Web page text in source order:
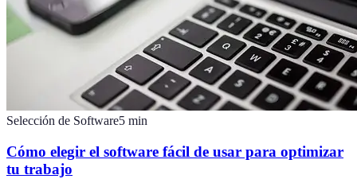
Selección de Software5 min
Cómo elegir el software fácil de usar para optimizar
tu trabajo